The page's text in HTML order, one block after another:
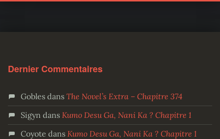
Dernier Commentaires
Goblesdans The Novel’s Extra – Chapitre 374
Sigyn dans Kumo Desu Ga, Nani Ka ? Chapitre 1
Coyote dans Kumo Desu Ga, Nani Ka ? Chapitre 1